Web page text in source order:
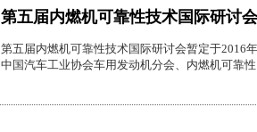
第五届内燃机可靠性技术国际研讨
第五届内燃机可靠性技术国际研讨会暂定于2016
中国汽车工业协会车用发动机分会、内燃机可靠性